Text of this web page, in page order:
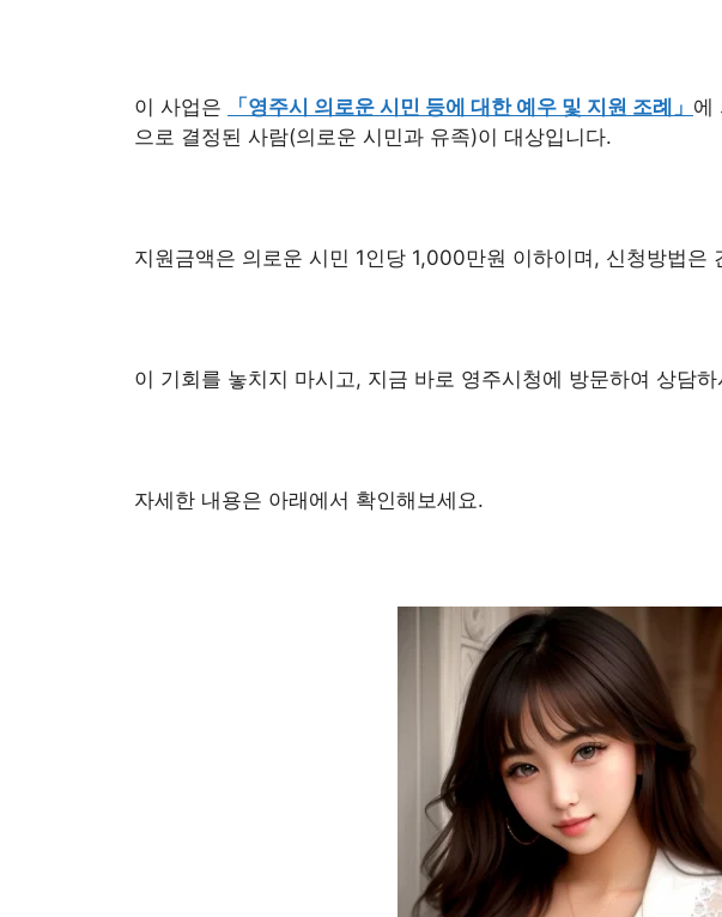
이 사업은 「영주시 의로운 시민 등에 대한 예우 및 지원 조례」 에
으로 결정된 사람(의로운 시민과 유족)이 대상입니다.
지원금액은 의로운 시민 1인당 1,000만원 이하이며, 신청방법은
이 기회를 놓치지 마시고, 지금 바로 영주시청에 방문하여 상담
자세한 내용은 아래에서 확인해보세요.